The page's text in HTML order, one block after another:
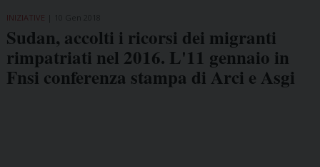
INIZIATIVE
Sudan, accolti i ricorsi dei migranti
rimpatriati nel 2016. L'11 gennaio in
Fnsi conferenza stampa di Arci e Asgi